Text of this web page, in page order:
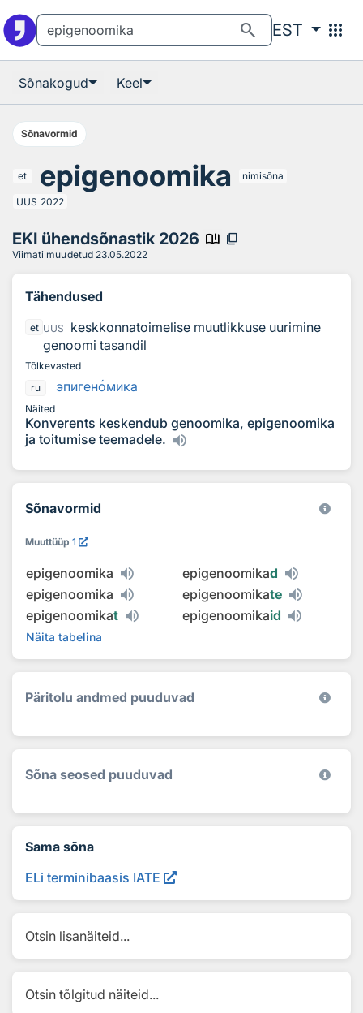
search EST apps
Sõnakogud Keel
Sõnavormid
et epigenoomika nimisõna
UUS 2022
EKI ühendsõnastik 2026 book_ribbon content_copy
Viimati muudetud 23.05.2022
Tähendused
et UUS
keskkonnatoimelise muutlikkuse uurimine
genoomi tasandil
Tõlkevasted
ru
эпигеномика
Näited
Konverents keskendub genoomika, epigenoomika
ja toitumise teemadele.
Sõnavormid
Muuttüüp 1
epigenoomika epigenoomikad
epigenoomika
epigenoomikate
epigenoomikat epigenoomikaid
Näita tabelina
Päritolu andmed puuduvad
Sõna seosed puuduvad
Sama sõna
ELi terminibaasis IATE
Otsin lisanäiteid...
Otsin tõlgitud näiteid...